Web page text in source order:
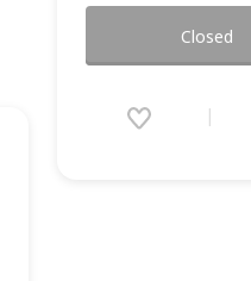
On-site：Content in
LGBTQ + BL
(GMT+8)
Closed